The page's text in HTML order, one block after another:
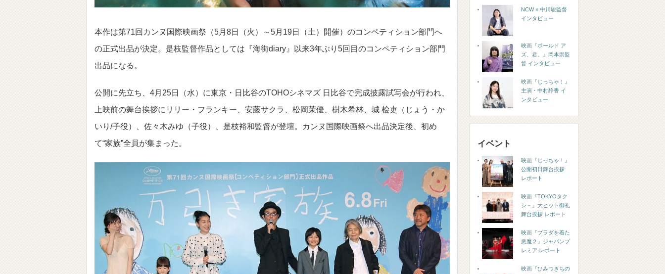
本作は第71回カンヌ国際映画祭（5月8日（火）～5月19日（土）開催）のコンペティション部門へ
の正式出品が決定。是枝監督作品としては『海街diary』以来3年ぶり5回目のコンペティション部門
出品になる。
公開に先立ち、4月25日（水）に東京・日比谷のTOHOシネマズ 日比谷で完成披露試写会が行われ、
上映前の舞台挨拶にリリー・フランキー、安藤サクラ、松岡茉優、樹木希林、城 桧吏（じょう・か
いり/子役）、佐々木みゆ（子役）、是枝裕和監督が登壇。カンヌ国際映画祭へ出品決定後、初め
て“家族”全員が集まった。
NCW × 中川駿監督
インタビュー
映画『ボールド ア
ズ、君。』岡本崇監
督 インタビュー
映画『じっちゃ！』
主演・中村静香 イ
ンタビュー
イベント
映画『じっちゃ！』
公開初日舞台挨拶
レポート
映画『TOKYOタク
シ－』大ヒット御礼
舞台挨拶 レポート
映画『プラダを着た
悪魔２』ジャパンプ
レミア レポート
映画『ひみつきちの